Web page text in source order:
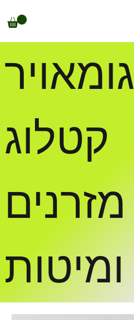
גומאויר
קטלוג
מזרנים
ומיטות